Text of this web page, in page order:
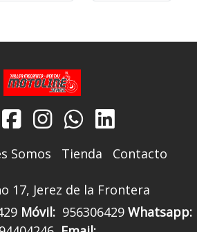
Somos Tienda Contacto
17, Jerez de la Frontera
Móvil: 956306429 Whatsapp: